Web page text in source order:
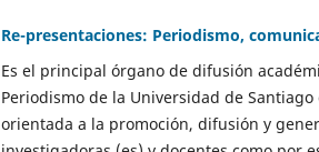
Re-presentaciones: Periodismo,
Es el principal órgano de difusión
Periodismo de la Universidad de
orientada a la promoción, difusión y